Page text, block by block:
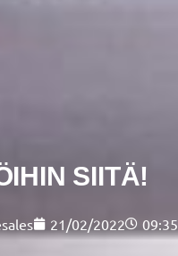
SIITÄ!
21/02/2022 09:35